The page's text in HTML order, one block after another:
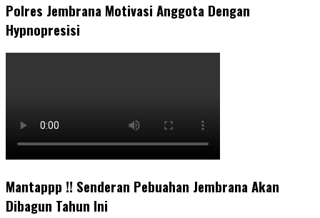
Polres Jembrana Motivasi Anggota Dengan
Hypnopresisi
Mantappp !! Senderan Pebuahan Jembrana Akan
Dibagun Tahun Ini